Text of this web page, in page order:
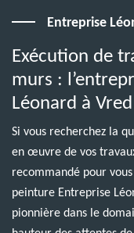
Entreprise
Exécution de
murs :
Léonard à
Si vous recherchez la
en œuvre de vos
recommandé pour
peinture Entreprise
pionnière dans le